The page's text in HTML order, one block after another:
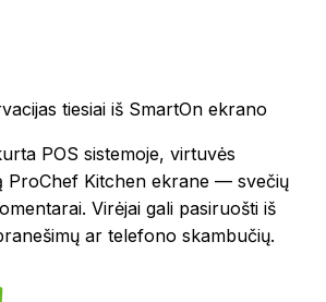
tiesiai iš SmartOn ekrano
POS sistemoje, virtuvės
ProChef Kitchen ekrane — svečių
Virėjai gali pasiruošti iš
ar telefono skambučių.